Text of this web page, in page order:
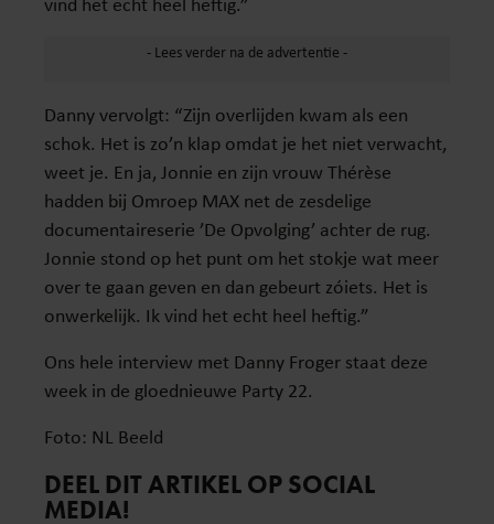
Danny vervolgt: “Zijn overlijden kwam als een
schok. Het is zo’n klap omdat je het niet verwacht,
weet je. En ja, Jonnie en zijn vrouw Thérèse
hadden bij Omroep MAX net de zesdelige
documentaireserie ’De Opvolging’ achter de rug.
Jonnie stond op het punt om het stokje wat meer
over te gaan geven en dan gebeurt zóiets. Het is
onwerkelijk. Ik vind het echt heel heftig.”
Ons hele interview met Danny Froger staat deze
week in de gloednieuwe Party 22.
Foto: NL Beeld
DEEL DIT ARTIKEL OP SOCIAL
MEDIA!